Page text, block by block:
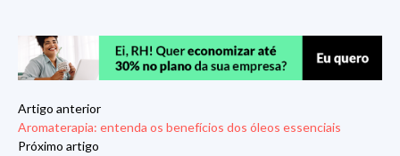
Artigo anterior
Aromaterapia: entenda os benefícios dos óleos essenciais
Próximo artigo